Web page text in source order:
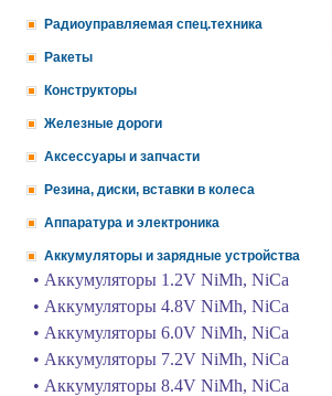
Радиоуправляемая спец.техника
Ракеты
Конструкторы
Железные дороги
Аксессуары и запчасти
Резина, диски, вставки в колеса
Аппаратура и электроника
Аккумуляторы и зарядные устройства
• Аккумуляторы 1.2V NiMh, NiCa
• Аккумуляторы 4.8V NiMh, NiCa
• Аккумуляторы 6.0V NiMh, NiCa
• Аккумуляторы 7.2V NiMh, NiCa
• Аккумуляторы 8.4V NiMh, NiCa